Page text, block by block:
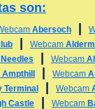
son:
Abersoch
Webcam
Webcam
Ampthill Webcam
Terminal Webcam
Castle Webcam